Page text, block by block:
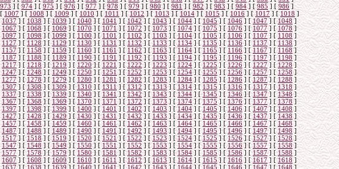
973] [974 ] [ 975 ] [976 ] [ 977 ] [978 ] [979] [980] [ 981] [ 982] [ 983 ] [984] [985 ] [ 986]
[1007 ] [ 1008] [ 1009] [1010] [ 1011 ] [1012 ] [ 1013 ] [ 1014 ] [ 1015] [1016 ] [1017] [1018 ]
1037] [1038] [1039] [ 1040] [ 1041 ] [1042] [ 1043 ] [ 1044 ] [ 1045] [1046 ] [ 1047 ] [1048 ]
1067] [1068 ] [ 1069] [ 1070] [ 1071] [ 1072 ] [1073 ] [1074 ] [1075 ] [ 1076] [1077] [ 1078]
1097] [1098] [ 1099 ] [ 1100] [1101] [ 1102 ] [ 1103 ] [1104] [ 1105 ] [1106 ] [1107] [ 1108 ]
1127 ] [1128] [1129] [1130 ] [1131 ] [1132] [1133] [1134] [1135] [ 1136] [ 1137] [ 1138]
1157] [1158 ] [1159] [ 1160 ] [1161] [ 1162] [ 1163] [1164] [1165 ] [ 1166] [1167] [ 1168]
1187 ] [ 1188 ] [ 1189 ] [ 1190] [1191] [1192 ] [1193 ] [ 1194] [ 1195] [1196] [1197] [1198 ]
1217] [ 1218] [1219 ] [ 1220] [ 1221 ] [ 1222] [ 1223 ] [1224 ] [ 1225] [1226 ] [ 1227] [1228 ]
1247] [1248 ] [ 1249] [ 1250] [1251] [ 1252 ] [1253 ] [1254] [1255 ] [ 1256] [1257] [ 1258]
1277] [1278] [ 1279 ] [ 1280 ] [1281] [ 1282 ] [ 1283 ] [ 1284] [ 1285 ] [ 1286 ] [1287 ] [ 1288 ]
1307] [1308] [1309] [1310 ] [ 1311 ] [ 1312 ] [ 1313] [1314 ] [1315 ] [ 1316 ] [ 1317] [ 1318]
1337] [1338 ] [1339] [ 1340] [1341] [ 1342] [1343 ] [1344] [1345 ] [1346] [1347] [ 1348]
1367] [ 1368 ] [ 1369] [ 1370] [1371] [1372 ] [1373 ] [1374] [ 1375] [1376] [1377] [ 1378]
1397] [ 1398] [1399] [ 1400] [ 1401 ] [1402] [ 1403 ] [1404 ] [1405] [1406 ] [ 1407] [1408]
1427] [1428 ] [1429] [ 1430] [1431 ] [1432] [ 1433 ] [1434] [1435] [ 1436 ] [1437] [1438]
1457] [1458 ] [ 1459 ] [ 1460] [ 1461] [ 1462 ] [ 1463 ] [ 1464 ] [ 1465 ] [ 1466 ] [ 1467 ] [ 1468]
1487 ] [1488 ] [ 1489 ] [1490] [1491 ] [ 1492 ] [ 1493] [1494] [ 1495 ] [ 1496 ] [ 1497] [ 1498 ]
1517] [1518] [1519] [ 1520] [1521] [ 1522] [1523 ] [1524] [ 1525 ] [1526] [ 1527] [ 1528 ]
1547] [ 1548 ] [ 1549] [ 1550 ] [1551] [1552] [1553 ] [ 1554] [1555] [ 1556] [1557] [ 1558]
1577] [ 1578] [1579] [ 1580] [ 1581 ] [1582] [ 1583 ] [1584] [ 1585] [1586 ] [ 1587] [1588 ]
1607] [1608 ] [1609] [ 1610 ] [1611 ] [1612] [ 1613 ] [ 1614] [ 1615] [ 1616 ] [1617 ] [1618 ]
1637] [1638] [ 1639] [ 1640 ] [1641 ] [ 1642 ] [1643 ] [ 1644] [1645 ] [1646] [1647 ] [ 1648]